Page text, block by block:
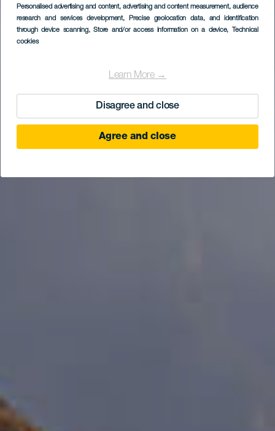
Personalised advertising and content, advertising and content measurement, audience
research and services development, Precise geolocation data, and identification
through device scanning, Store and/or access information on a device, Technical
cookies
Learn More →
Disagree and close
Agree and close